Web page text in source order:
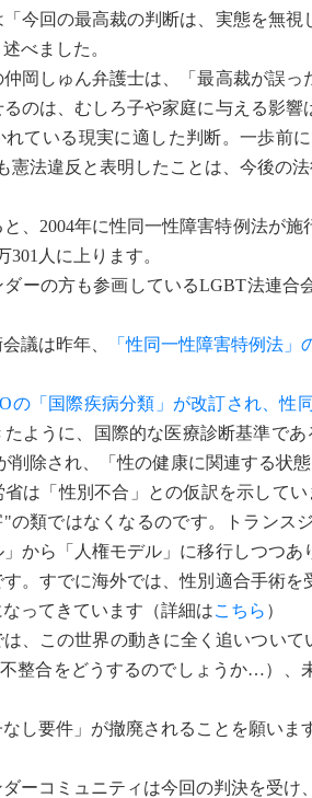
今回の最高裁の判断は、実態を無視
べました。
岡しゅん弁護士は、「最高裁が誤っ
のは、むしろ子や家庭に与える影
れている現実に適した判断。一歩前
憲法違反と表明したことは、今後の
、2004年に性同一性障害特例法が
301人に上ります。
ーの方も参画しているLGBT法連合
議は昨年、
「性同一性障害特例法
の「国際疾病分類」が改訂され、性
たように、国際的な医療診断基準で
削除され、「性の健康に関連する状
は「性別不合」との仮訳を示して
の類ではなくなるのです。トランス
から「人権モデル」に移行しつつ
。すでに海外では、性別適合手術
ってきています（詳細はこちら ）
、この世界の動きに全く追いつい
整合をどうするのでしょうか…）、
し要件」が撤廃されることを願いま
ーコミュニティは今回の判決を受け